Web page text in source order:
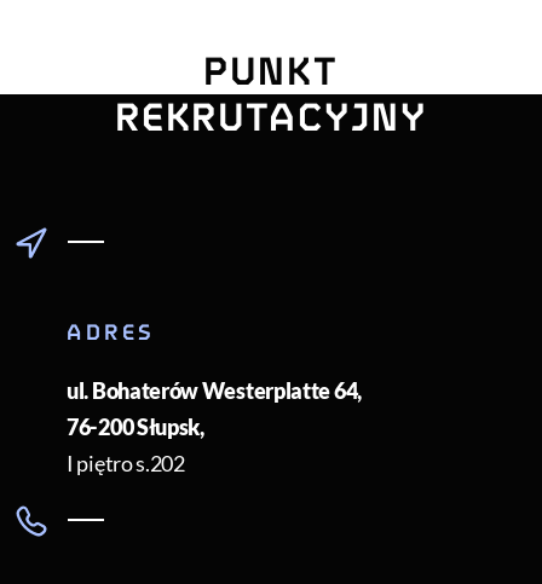
POMORSKI
PUNKT
REKRUTACYJNY
ADRES
ul. Bohaterów Westerplatte 64,
76-200Słupsk,
I piętro s.202